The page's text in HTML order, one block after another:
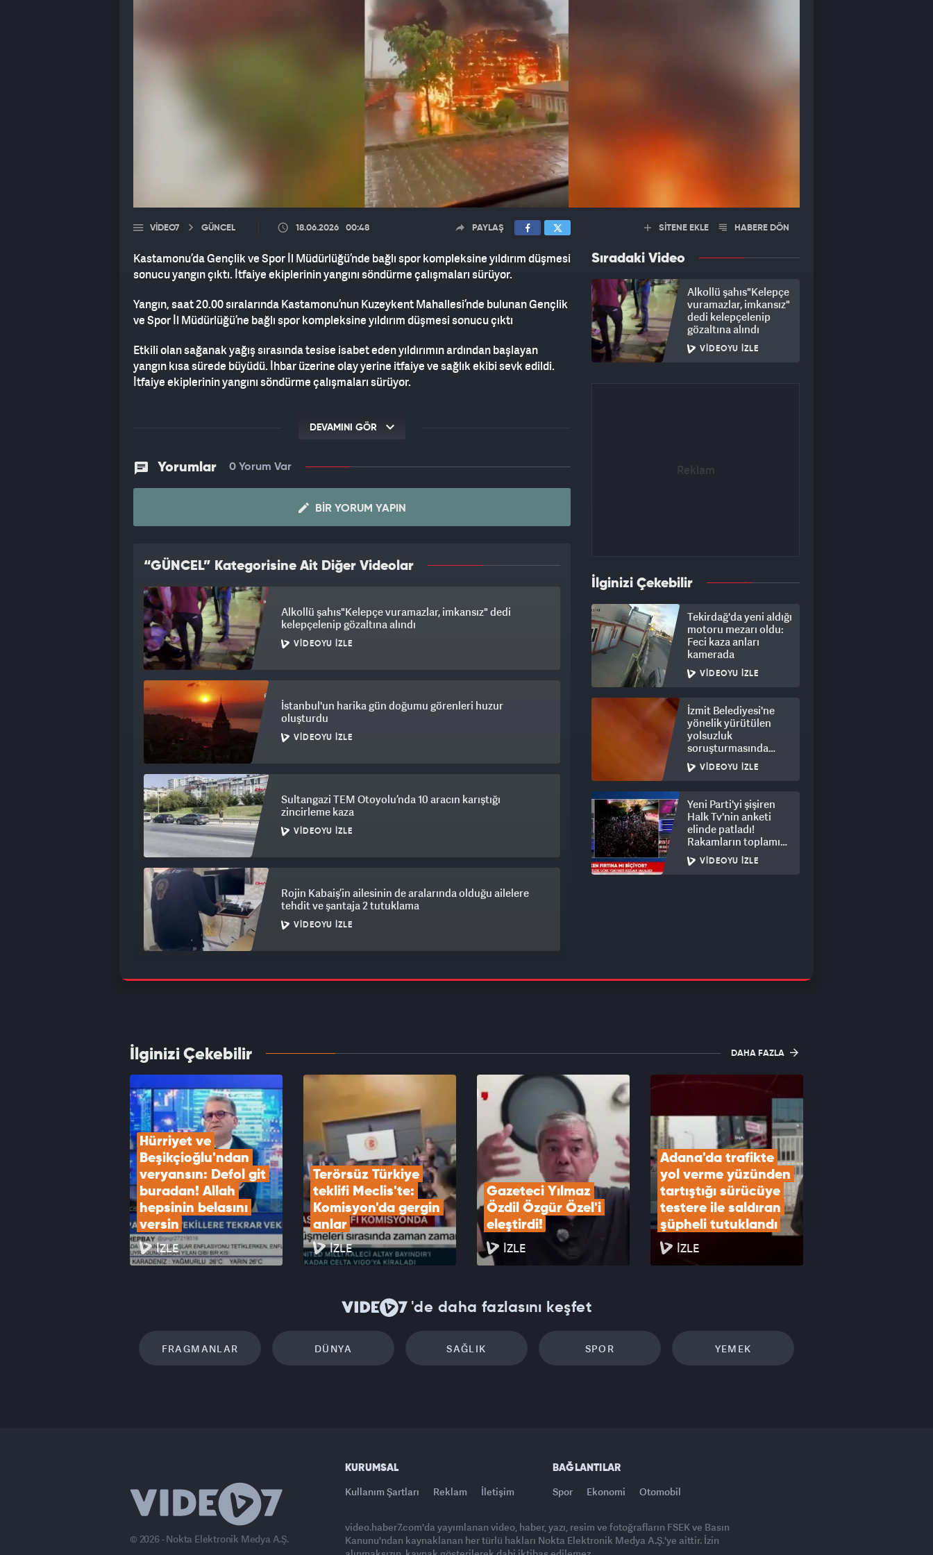
VIDEO7 GÜNCEL 18.06.2026 00:48 PAYLAŞ
Kastamonu’da Gençlik ve Spor İl Müdürlüğü’nde bağlı spor kompleksine yıldırım düşmesi
sonucu yangın çıktı. İtfaiye ekiplerinin yangını söndürme çalışmaları sürüyor.
Yangın, saat 20.00 sıralarında Kastamonu’nun Kuzeykent Mahallesi’nde bulunan Gençlik
ve Spor İl Müdürlüğü’ne bağlı spor kompleksine yıldırım düşmesi sonucu çıktı
Etkili olan sağanak yağış sırasında tesise isabet eden yıldırımın ardından başlayan
yangın kısa sürede büyüdü. İhbar üzerine olay yerine itfaiye ve sağlık ekibi sevk edildi.
İtfaiye ekiplerinin yangını söndürme çalışmaları sürüyor.
DEVAMINI GÖR
Yorumlar 0 Yorum Var
BIR YORUM YAPIN
“GÜNCEL” Kategorisine Ait Diğer Videolar
Alkollü şahıs"Kelepçe vuramazlar, imkansız" dedi
kelepçelenip gözaltına alındı
VIDEOYU İZLE
İstanbul'un harika gün doğumu görenleri huzur
oluşturdu
VIDEOYU İZLE
Sultangazi TEM Otoyolu’nda 10 aracın karıştığı
zincirleme kaza
VIDEOYU İZLE
Rojin Kabaiş’in ailesinin de aralarında olduğu ailelere
tehdit ve şantaja 2 tutuklama
VIDEOYU İZLE
Kütahya’da feci trafik kazasında 1 kişi hayatını kaybetii
SİTENE EKLE HABERE DÖN
Sıradaki Video
Alkollü şahıs"Kelepçe
vuramazlar, imkansız"
dedi kelepçelenip
gözaltına alındı
VIDEOYU İZLE
İlginizi Çekebilir
Tekirdağ'da yeni aldığı
motoru mezarı oldu:
Feci kaza anları
kamerada
VIDEOYU İZLE
İzmit Belediyesi'ne
yönelik yürütülen
yolsuzluk
soruşturmasında
rüşvet görüntüleri
ortaya çıktı
VIDEOYU İZLE
Yeni Parti'yi şişiren
Halk Tv'nin anketi
elinde patladı!
Rakamların toplamı
dalga konusu oldu
VIDEOYU İZLE
İlginizi Çekebilir DAHA FAZLA
Hürriyet ve
Beşikçioğlu'ndan
veryansın: Defol git
buradan! Allah
hepsinin belasını
versin
İZLE
Terörsüz Türkiye
teklifi Meclis'te:
Komisyon'da gergin
anlar
İZLE
Gazeteci Yılmaz
Özdil Özgür Özel'i
eleştirdi!
İZLE
Adana'da trafikte
yol verme yüzünden
tartıştığı sürücüye
testere ile saldıran
şüpheli tutuklandı
İZLE
'de daha fazlasını keşfet
FRAGMANLAR DÜNYA SAĞLIK SPOR YEMEK
© 2026 - Nokta Elektronik Medya A.Ş.
KURUMSAL
Kullanım Şartları Reklam İletişim
BAĞLANTILAR
Spor Ekonomi Otomobil
video.haber7.com'da yayımlanan video, haber, yazı, resim ve fotoğrafların FSEK ve Basın
Kanunu'ndan kaynaklanan her türlü hakları Nokta Elektronik Medya A.Ş.'ye aittir. İzin